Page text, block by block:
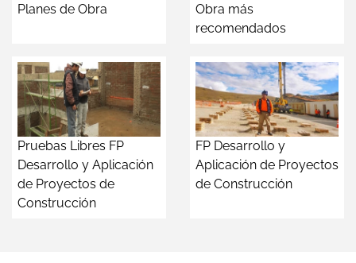
Planes de Obra
Obra más
recomendados
Pruebas Libres FP
Desarrollo y Aplicación
de Proyectos de
Construcción
FP Desarrollo y
Aplicación de Proyectos
de Construcción